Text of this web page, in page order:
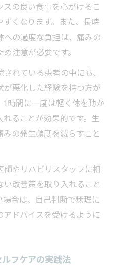
の良い食事を心がけるこ
すくなります。また、長時
への過度な負担は、痛みの
注意が必要です。
れている患者の中にも、
悪化した経験を持つ方が
時間に一度は軽く体を動か
れることが効果的です。生
の発生頻度を減らすこと
やリハビリスタッフに相
改善策を取り入れること
合は、自己判断で無理に
ドバイスを受けるように
フケアの実践法